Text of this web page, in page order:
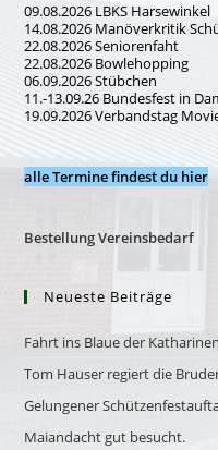
09.08.2026 LBKS Harsewinkel
14.08.2026 Manöverkritik
22.08.2026 Seniorenfaht
22.08.2026 Bowlehopping
06.09.2026 Stübchen
11.-13.09.26 Bundesfest in
19.09.2026 Verbandstag
alle Termine findest du hier
Bestellung Vereinsbedarf
Neueste Beiträge
Fahrt ins Blaue der Katharinen
Tom Hauser regiert die
Gelungener
Maiandacht gut besucht.